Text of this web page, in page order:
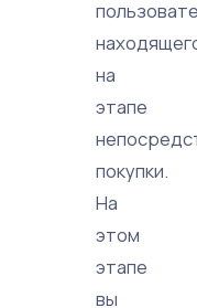
на
этапе
покупки.
На
этом
этапе
вы